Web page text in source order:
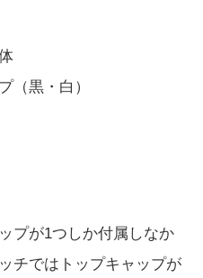
（黒・白）
プが1つしか付属しなか
チではトップキャップが